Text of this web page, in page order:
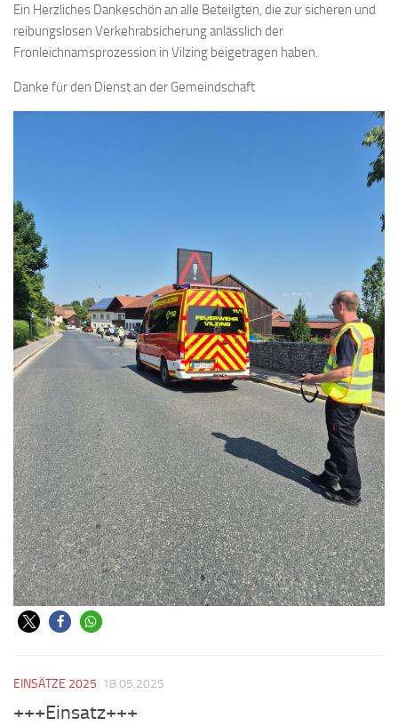
Ein Herzliches Dankeschön an alle Beteilgten, die zur sicheren und
reibungslosen Verkehrabsicherung anlässlich der
Fronleichnamsprozession in Vilzing beigetragen haben.
Danke für den Dienst an der Gemeindschaft
EINSÄTZE 2025 18.05.2025
+++Einsatz+++